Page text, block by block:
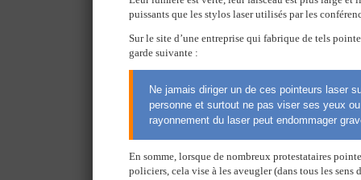
puissants que les stylos laser utilisés par les
Sur le site d’une entreprise qui fabrique de tels
garde suivante :
Ne jamais diriger un de ces pointeurs laser
personne et surtout ne pas viser ses yeux
rayonnement du laser peut endommager
En somme, lorsque de nombreux protestataires
policiers, cela vise à les aveugler (dans tous les sens